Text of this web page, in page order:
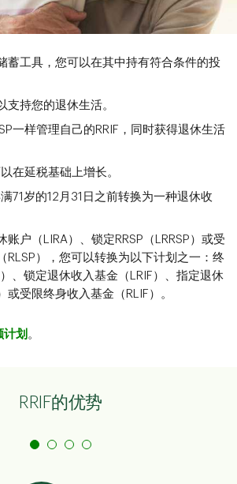
蓄工具，您可以在其中持有符合条件的投
支持您的退休生活。
一样管理自己的RRIF，同时获得退休生活
在延税基础上增长。
71岁的12月31日之前转换为一种退休收
账户（LIRA）、锁定RRSP（LRRSP）或受
RLSP），您可以转换为以下计划之一：终
、锁定退休收入基金（LRIF）、指定退休
或受限终身收入基金（RLIF）。
计划 。
RRIF的优势